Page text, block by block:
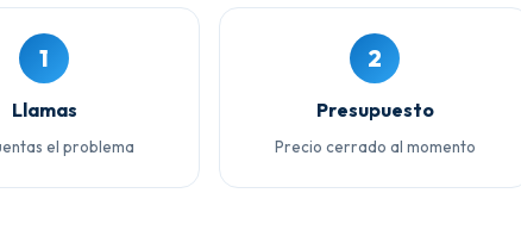
1
Llamas
el problema
2
Presupuesto
Precio cerrado al momento